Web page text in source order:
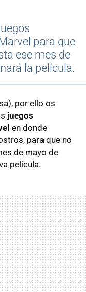
para que
ese mes de
la película.
por ello os
juegos
en donde
para que no
de mayo de
película.